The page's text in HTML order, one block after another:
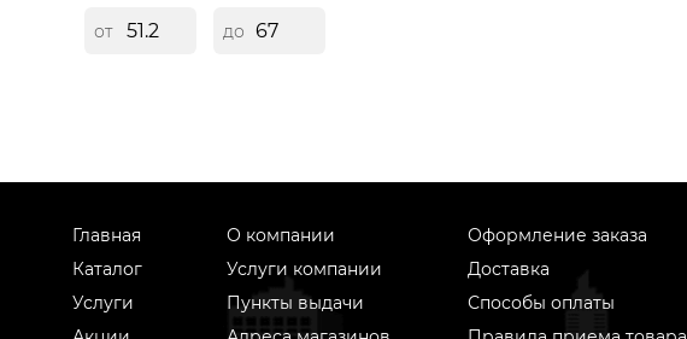
от до
Главная
Каталог
Услуги
О компании
Услуги компании
Пункты выдачи
Оформление заказа
Доставка
Способы оплаты